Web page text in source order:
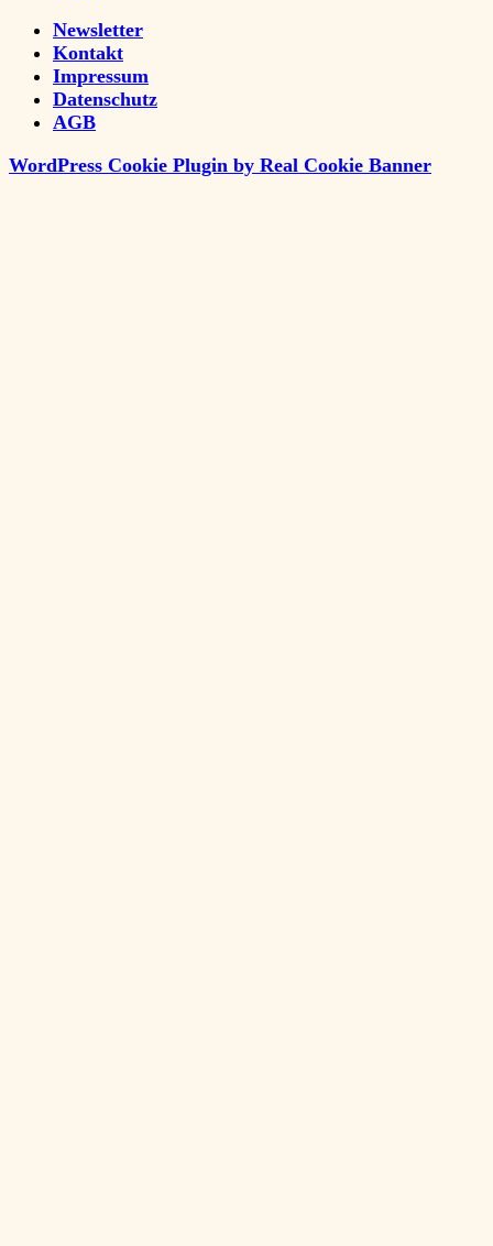
Newsletter
Kontakt
Impressum
Datenschutz
AGB
WordPress Cookie Plugin by Real Cookie Banner